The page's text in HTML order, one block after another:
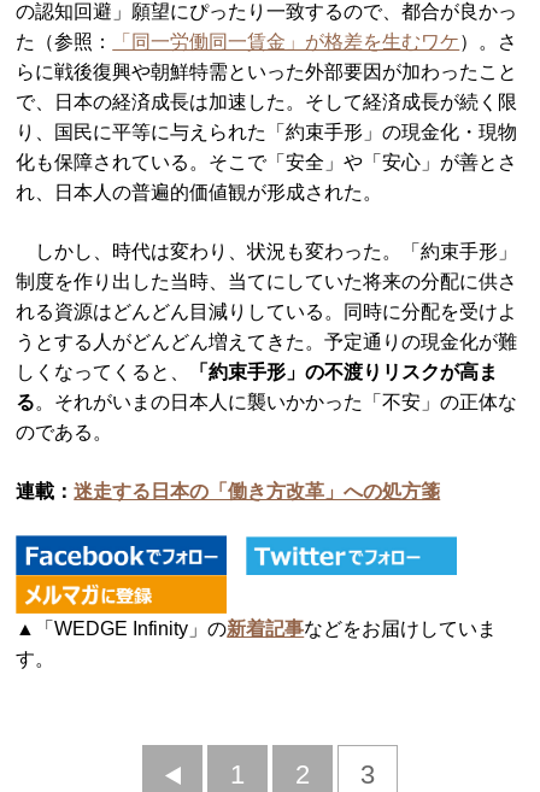
の認知回避」願望にぴったり一致するので、都合が良かっ
た（参照：
「同一労働同一賃金」が格差を生むワケ）。さ
らに戦後復興や朝鮮特需といった外部要因が加わったこと
で、日本の経済成長は加速した。そして経済成長が続く限
り、国民に平等に与えられた「約束手形」の現金化・現物
化も保障されている。そこで「安全」や「安心」が善とさ
れ、日本人の普遍的価値観が形成された。
しかし、時代は変わり、状況も変わった。「約束手形」
制度を作り出した当時、当てにしていた将来の分配に供さ
れる資源はどんどん目減りしている。同時に分配を受けよ
うとする人がどんどん増えてきた。予定通りの現金化が難
しくなってくると、
「約束手形」の不渡りリスクが高ま
る。それがいまの日本人に襲いかかった「不安」の正体な
のである。
連載：迷走する日本の「働き方改革」への処方箋
▲「WEDGE Infinity」の新着記事などをお届けしていま
す。
前
1 2 3